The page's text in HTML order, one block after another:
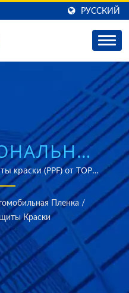
РУССКИЙ
ДЛЯ
краски (PPF) от TOP
защиту
с технологией
установкой и
поддерживаемой
производства.
Пленка /
Краски